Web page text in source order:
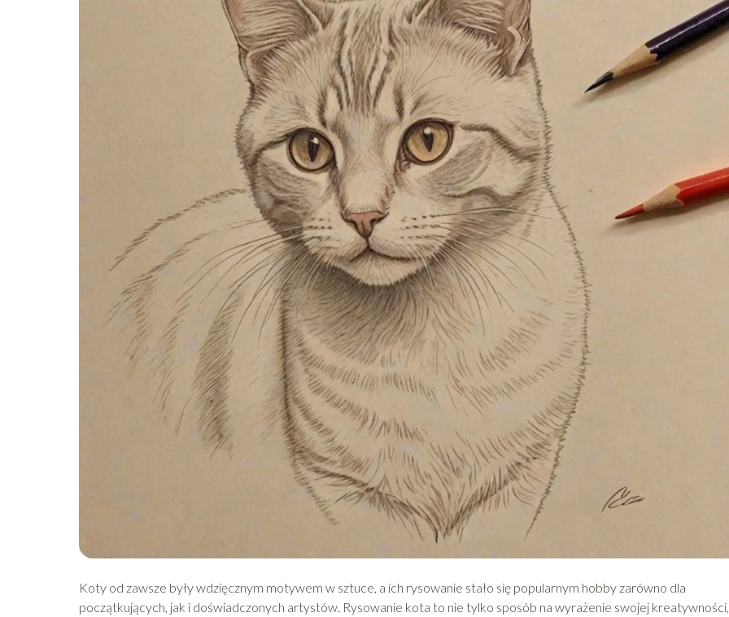
Koty od zawsze były wdzięcznym motywem w sztuce, a ich rysowanie stało się popularnym hobby zarówno dla
początkujących, jak i doświadczonych artystów. Rysowanie kota to nie tylko sposób na wyrażenie swojej